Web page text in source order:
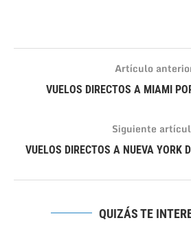
Artículo
VUELOS DIRECTOS A MIAMI
Siguiente
VUELOS DIRECTOS A NUEVA YORK
QUIZÁS TE